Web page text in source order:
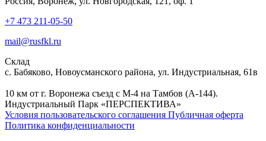
+7 473 211-05-50
mail@rusfkl.ru
Склад
с. Бабяково, Новоусманского района, ул. Индустриальная, 61в
10 км от г. Воронежа съезд с М-4 на Тамбов (А-144).
Индустриальный Парк «ПЕРСПЕКТИВА»
Условия пользовательского соглашения Публичная оферта
Политика конфиденциальности